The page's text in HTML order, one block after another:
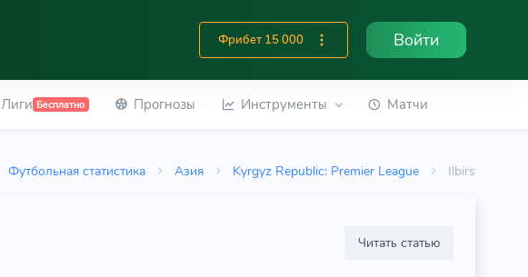
Фрибет 15 000 Войти
Лиги Бесплатно Прогнозы Инструменты Матчи
Футбольная статистика Азия Kyrgyz Republic: Premier League Ilbirs
Читать статью